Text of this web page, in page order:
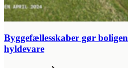
Byggefællesskaber gør
hyldevare